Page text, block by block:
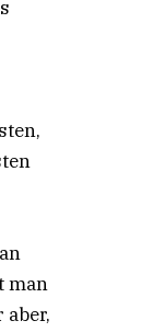
man